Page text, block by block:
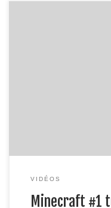
VIDÉOS
Minecraft #1